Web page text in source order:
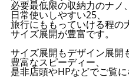
必要最低限の収納力のナノ、
日常使いしやすい25、
旅行にももっていける程の
サイズ展開が豊富です。
サイズ展開もデザイン展開
豊富なスピーディー、
是非店頭やHPなどでご覧